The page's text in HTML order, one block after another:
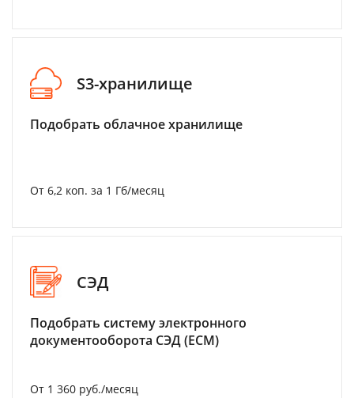
S3-хранилище
Подобрать облачное хранилище
От 6,2 коп. за 1 Гб/месяц
СЭД
Подобрать систему электронного
документооборота СЭД (ECM)
От 1 360 руб./месяц